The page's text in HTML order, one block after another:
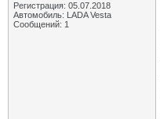
Регистрация: 05.07.2018
Автомобиль: LADA Vesta
Сообщений: 1